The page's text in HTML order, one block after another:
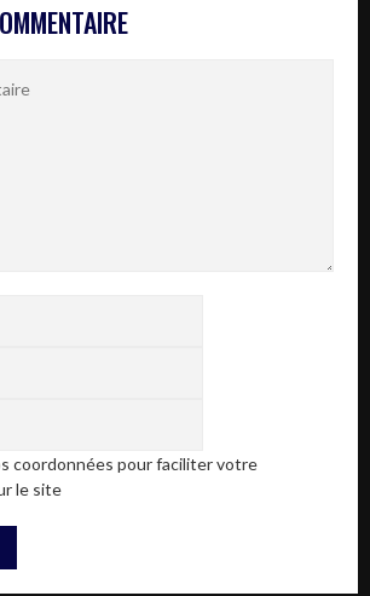
coordonnées pour faciliter votre
le site